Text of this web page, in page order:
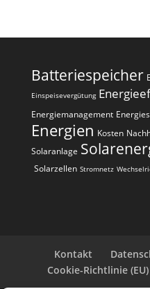
t
i
v
e
:
Batteriespeicher
Einspeisevergütung
Energiemanagement
Energien Kosten
Solaranlage
Solarzellen Stromnetz
Kontakt
Cookie-Richtlinie (EU)